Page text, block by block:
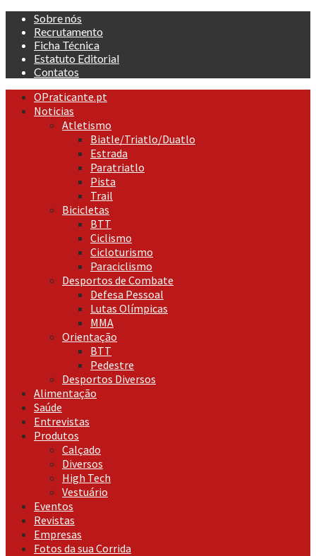
Skip
content
Sobre nós
Recrutamento
Ficha Técnica
Estatuto Editorial
Contatos
Primary
Menu
OPraticante.pt
Noticias
Atletismo
Biatle/Triatlo/Duatlo
Estrada
Paratriatlo
Pista
Trail
Bicicletas
BTT
Ciclismo
Cicloturismo
Paraciclismo
Desportos de Combate
Defesa Pessoal
Lutas Olímpicas
MMA
Orientação
BTT
Pedestre
Desportos Diversos
Alimentação
Saúde
Entrevistas
Produtos
Calçado
Diversos
High Tech
Vestuário
Eventos
Revistas
Empresas
Fotos da sua Corrida